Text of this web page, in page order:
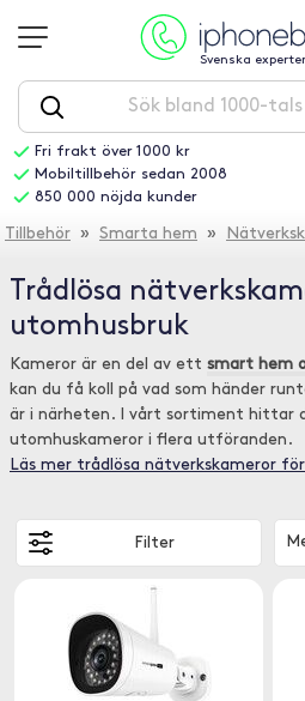
Svenska
Fri frakt över 1000 kr
Mobiltillbehör sedan 2008
850 000 nöjda kunder
Tillbehör » Smarta hem »
Trådlösa
utomhusbruk
Kameror är en del av ett smart hem
kan du få koll på vad som händer
är i närheten. I vårt sortiment hittar
utomhuskameror i flera utföranden.
Läs mer trådlösa nätverkskameror
Filter